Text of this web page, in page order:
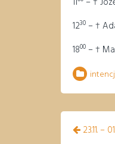
1230 – †
1800 – †
23.11. –